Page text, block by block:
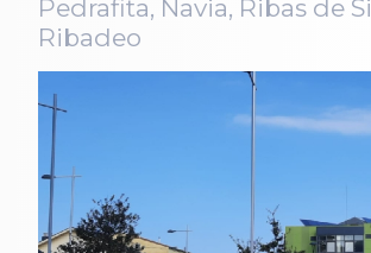
Pedrafita, Navia, Ribas de
Ribadeo